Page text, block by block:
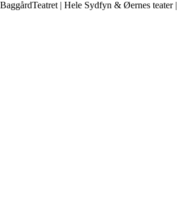
BaggårdTeatret | Hele Sydfyn & Øernes teater |